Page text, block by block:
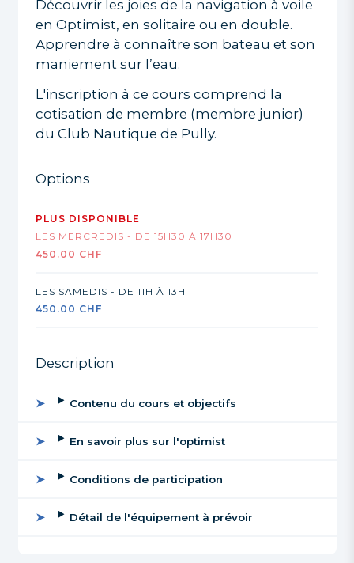
Découvrir les joies de la navigation à voile
en Optimist, en solitaire ou en double.
Apprendre à connaître son bateau et son
maniement sur l’eau.
L'inscription à ce cours comprend la
cotisation de membre (membre junior)
du Club Nautique de Pully.
Options
LES MERCREDIS - DE 15H30 À 17H30
450.00 CHF
LES SAMEDIS - DE 11H À 13H
450.00 CHF
Description
Contenu du cours et objectifs
En savoir plus sur l'optimist
Conditions de participation
Détail de l'équipement à prévoir